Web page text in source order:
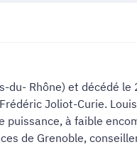
du- Rhône) et décédé
Joliot-Curie.
à faible
de Grenoble,